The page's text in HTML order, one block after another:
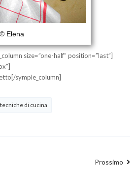
© Elena
size=”one-half” position=”last”]
symple_column]
tecniche di cucina
Prossimo